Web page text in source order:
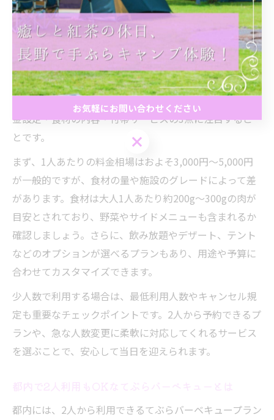
少人数向けてぶらバーベキュープランの選び方
てぶらバーベキューは、準備や片付けの手間を省き、誰
でも手軽にバーベキューを楽しめるサービスです。特に
少人数向けのプランは、都内や関東のアクセスしやすい
場所を中心に増加しています。選び方のポイントは、料
金設定・食材の内容・付帯サービスの3点に注目するこ
とです。
まず、1人あたりの料金相場はおよそ3,000円〜5,000円
が一般的ですが、食材の量や施設のグレードによって差
があります。食材は大人1人あたり約200g〜300gの肉が
目安とされており、野菜やサイドメニューも含まれるか
確認しましょう。さらに、飲み放題やデザート、テント
などのオプションが選べるプランもあり、用途や予算に
合わせてカスタマイズできます。
少人数で利用する場合は、最低利用人数やキャンセル規
定も重要なチェックポイントです。2人から予約できるプ
ランや、急な人数変更に柔軟に対応してくれるサービス
を選ぶことで、安心して当日を迎えられます。
都内には、2人から利用できるてぶらバーベキュープラン
お気軽にお問い合わせください
お気軽にお問い合わせください